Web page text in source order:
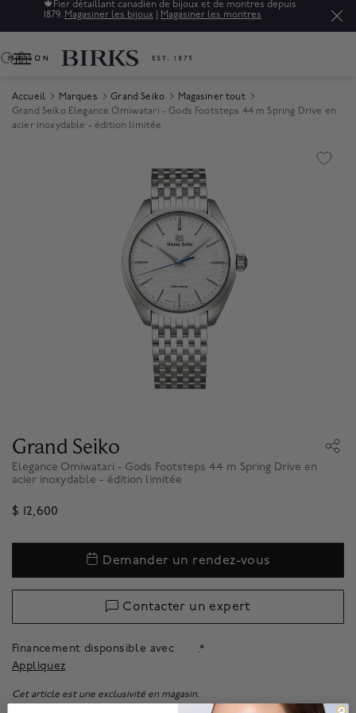
🍁 Fier détaillant canadien de bijoux et de montres depuis
1879. Magasiner les bijoux Magasiner les montres
0
Accueil Marques Grand Seiko
Magasiner tout
Grand Seiko Elegance Omiwatari - Gods Footsteps 44 m Spring Drive en
acier inoxydable - édition limitée
Grand Seiko
Elegance Omiwatari - Gods Footsteps 44 m Spring Drive en
acier inoxydable - édition limitée
$ 12,600
Financement disponsible avec
.*
Appliquez
Demander un rendez-vous
Contacter un expert
Cet article est une exclusivité en magasin.